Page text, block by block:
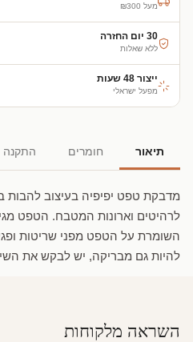
מעל ₪300
30 יום החזרה
ללא שאלות
ייצור 48 שעות
מפעל ישראלי
תיאור חומרים התקנה
מדבקת טפט יפיפיה בעיצוב להבות
לרהיטים וארונות המטבח. הטפט
השומרת על הטפט מפני שריטות
להיות גם מבריקה, יש לבקש את
השראה מלקוחות